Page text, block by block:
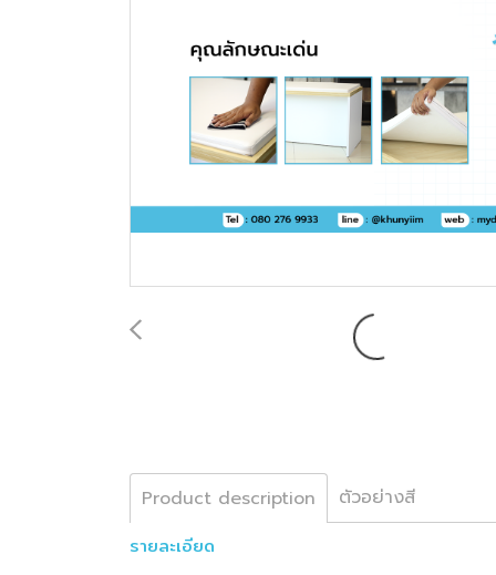
Product description ตัวอย่างสี
รายละเอียด